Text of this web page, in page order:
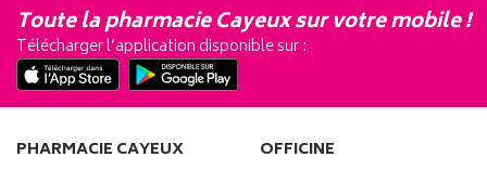
Toute la pharmacie Cayeux sur votre mobile !
Télécharger l’application disponible sur :
PHARMACIE CAYEUX OFFICINE